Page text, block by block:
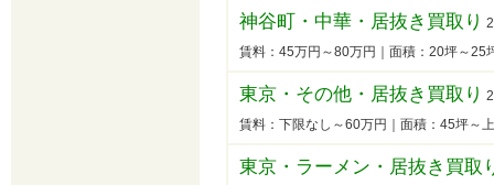
神谷町・中華・居抜き買取り
賃料：45万円～80万円｜面積：20坪～25
東京・その他・居抜き買取り
賃料：下限なし～60万円｜面積：45坪～
東京・ラーメン・居抜き買取